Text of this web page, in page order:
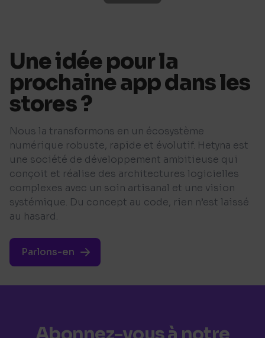
Une idée pour la
prochaine app dans les
stores ?
Nous la transformons en un écosystème
numérique robuste, rapide et évolutif. Hetyna est
une société de développement ambitieuse qui
conçoit et réalise des architectures logicielles
complexes avec un soin artisanal et une vision
systémique. Du concept au code, rien n’est laissé
au hasard.
Parlons-en